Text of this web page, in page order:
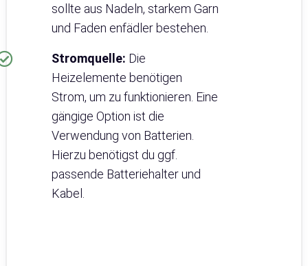
sollte aus Nadeln, starkem Garn
und Faden enfädler bestehen.
Stromquelle: Die
Heizelemente benötigen
Strom, um zu funktionieren. Eine
gängige Option ist die
Verwendung von Batterien.
Hierzu benötigst du ggf.
passende Batteriehalter und
Kabel.